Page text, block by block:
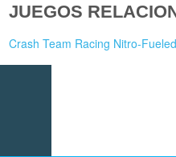
JUEGOS
Crash Team Racing Nitro-